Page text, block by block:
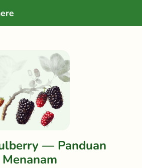
— Panduan
Menanam